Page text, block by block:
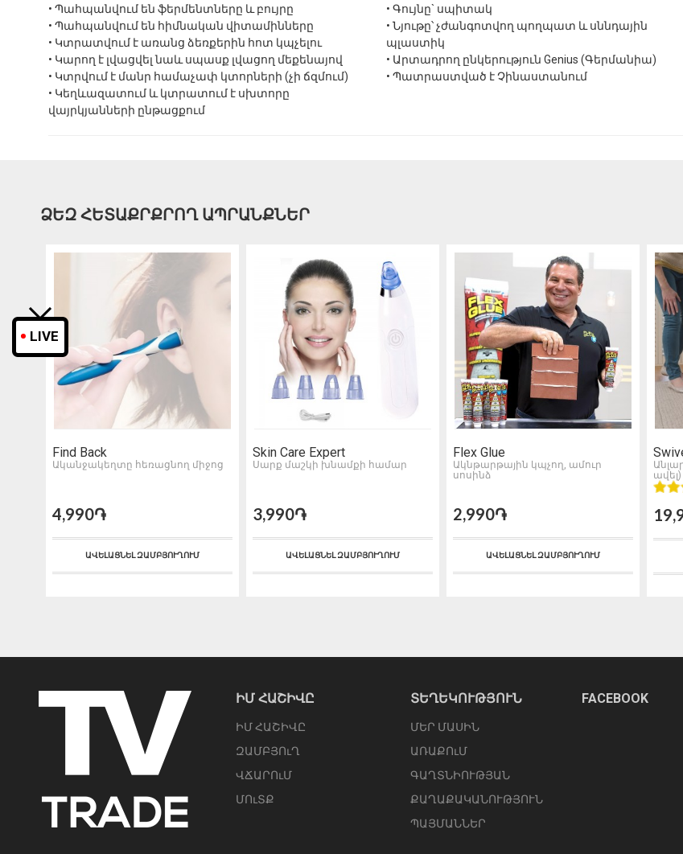
• Պահպանվում են ֆերմենտները և բույրը
• Պահպանվում են հիմնական վիտամինները
• Կտրատվում է առանց ձեռքերին հոտ կպչելու
• Կարող է լվացվել նաև սպասք լվացող մեքենայով
• Կտրվում է մանր համաչափ կտորների (չի ճզմում)
• Կեղևազատում և կտրատում է սխտորը
վայրկյանների ընթացքում
• Գույնը` սպիտակ
• Նյութը՝ չժանգոտվող պողպատ և սննդային
պլաստիկ
• Արտադրող ընկերություն Genius (Գերմանիա)
• Պատրաստված է Չինաստանում
ՁԵԶ ՀԵՏԱՔՐՔՐՈՂ ԱՊՐԱՆՔՆԵՐ
Find Back
Ականջակեղտը հեռացնող միջոց
4,990֏
ԱՎԵԼԱՑՆԵԼ ԶԱՄԲՅՈՒՂՈՒՄ
Skin Care Expert
Սարք մաշկի խնամքի համար
3,990֏
ԱՎԵԼԱՑՆԵԼ ԶԱՄԲՅՈՒՂՈՒՄ
Flex Glue
Ակնթարթային կպչող, ամուր
սոսինձ
2,990֏
ԱՎԵԼԱՑՆԵԼ ԶԱՄԲՅՈՒՂՈՒՄ
ավել)
ԻՄ ՀԱՇԻՎԸ
ԻՄ ՀԱՇԻՎԸ
ԶԱՄԲՅՈւՂ
ՎՃԱՐՈւՄ
ՄՈւՏՔ
ՏԵՂԵԿՈՒԹՅՈՒՆ
ՄԵՐ ՄԱՍԻՆ
ԱՌԱՔՈւՄ
ԳԱՂՏՆԻՈՒԹՅԱՆ
ՔԱՂԱՔԱԿԱՆՈՒԹՅՈՒՆ
ՊԱՅՄԱՆՆԵՐ
FACEBOOK
LIVE